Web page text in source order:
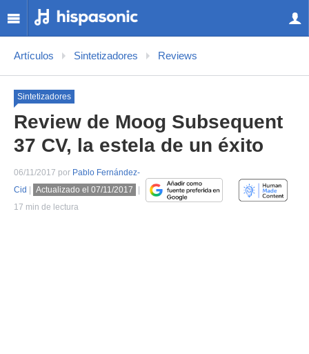
Artículos Sintetizadores Reviews
Sintetizadores
Review de Moog Subsequent
37 CV, la estela de un éxito
06/11/2017 por Pablo Fernández-
Cid
Actualizado el 07/11/2017
17 min de lectura